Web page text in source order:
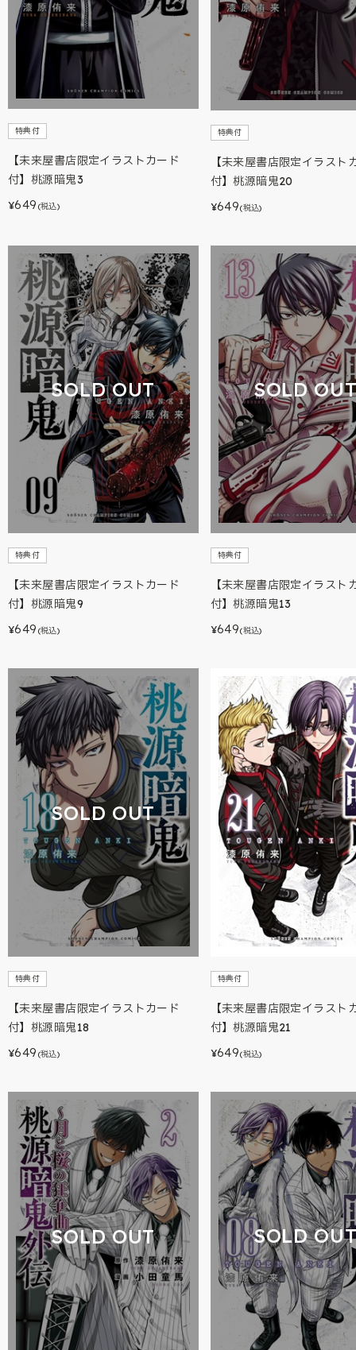
特典付
【未来屋書店限定イラストカード
付】桃源暗鬼3
¥649 (税込)
特典付
【未来屋書店限定イラスト
付】桃源暗鬼20
¥649(税込)
SOLD OUT
特典付
【未来屋書店限定イラストカード
付】桃源暗鬼9
¥649 (税込)
SOLD
特典付
【未来屋書店限定イラスト
付】桃源暗鬼13
¥649(税込)
SOLD OUT
特典付
【未来屋書店限定イラストカード
付】桃源暗鬼18
¥649 (税込)
特典付
【未来屋書店限定イラスト
付】桃源暗鬼21
¥649(税込)
SOLD OUT SOLD